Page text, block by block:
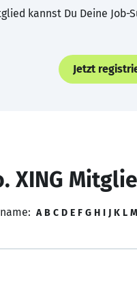
kannst Du Deine
Jetzt
XING
A B C D E F G H I J K L M